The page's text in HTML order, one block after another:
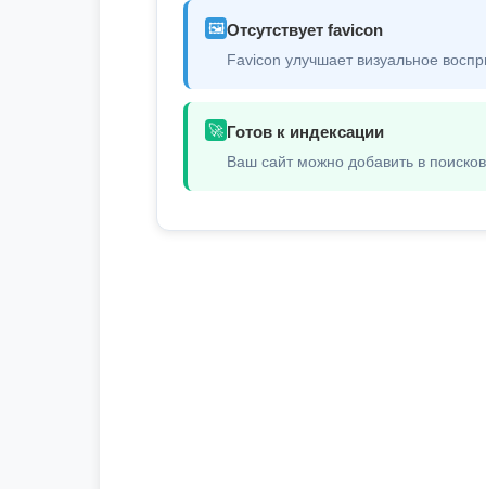
🖼️Отсутствует favicon
Favicon улучшает визуальное
🚀 Готов к индексации
Ваш сайт можно добавить в